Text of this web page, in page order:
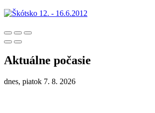
Aktuálne počasie
dnes, piatok 7. 8. 2026